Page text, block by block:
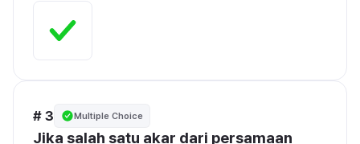
# 3 Multiple Choice
Jika salah satu akar dari persamaan